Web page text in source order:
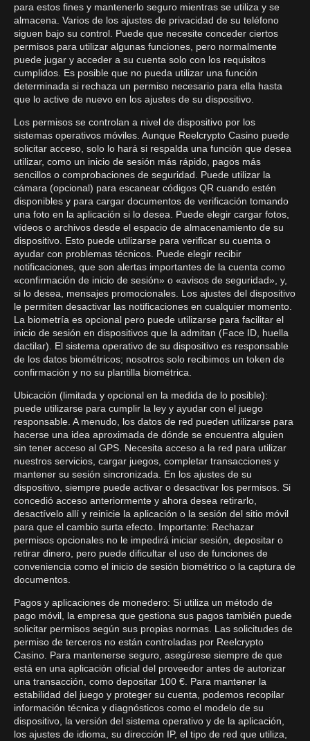
para estos fines y mantenerlo seguro mientras se utiliza y se
almacena. Varios de los ajustes de privacidad de su teléfono
siguen bajo su control. Puede que necesite conceder ciertos
permisos para utilizar algunas funciones, pero normalmente
puede jugar y acceder a su cuenta solo con los requisitos
cumplidos. Es posible que no pueda utilizar una función
determinada si rechaza un permiso necesario para ella hasta
que lo active de nuevo en los ajustes de su dispositivo.
Los permisos se controlan a nivel de dispositivo por los
sistemas operativos móviles. Aunque Reelcrypto Casino puede
solicitar acceso, solo lo hará si respalda una función que desea
utilizar, como un inicio de sesión más rápido, pagos más
sencillos o comprobaciones de seguridad. Puede utilizar la
cámara (opcional) para escanear códigos QR cuando estén
disponibles y para cargar documentos de verificación tomando
una foto en la aplicación si lo desea. Puede elegir cargar fotos,
vídeos o archivos desde el espacio de almacenamiento de su
dispositivo. Esto puede utilizarse para verificar su cuenta o
ayudar con problemas técnicos. Puede elegir recibir
notificaciones, que son alertas importantes de la cuenta como
«confirmación de inicio de sesión» o «avisos de seguridad», y,
si lo desea, mensajes promocionales. Los ajustes del dispositivo
le permiten desactivar las notificaciones en cualquier momento.
La biometría es opcional pero puede utilizarse para facilitar el
inicio de sesión en dispositivos que la admitan (Face ID, huella
dactilar). El sistema operativo de su dispositivo es responsable
de los datos biométricos; nosotros solo recibimos un token de
confirmación y no su plantilla biométrica.
Ubicación (limitada y opcional en la medida de lo posible):
puede utilizarse para cumplir la ley y ayudar con el juego
responsable. A menudo, los datos de red pueden utilizarse para
hacerse una idea aproximada de dónde se encuentra alguien
sin tener acceso al GPS. Necesita acceso a la red para utilizar
nuestros servicios, cargar juegos, completar transacciones y
mantener su sesión sincronizada. En los ajustes de su
dispositivo, siempre puede activar o desactivar los permisos. Si
concedió acceso anteriormente y ahora desea retirarlo,
desactívelo allí y reinicie la aplicación o la sesión del sitio móvil
para que el cambio surta efecto. Importante: Rechazar
permisos opcionales no le impedirá iniciar sesión, depositar o
retirar dinero, pero puede dificultar el uso de funciones de
conveniencia como el inicio de sesión biométrico o la captura de
documentos.
Pagos y aplicaciones de monedero: Si utiliza un método de
pago móvil, la empresa que gestiona sus pagos también puede
solicitar permisos según sus propias normas. Las solicitudes de
permiso de terceros no están controladas por Reelcrypto
Casino. Para mantenerse seguro, asegúrese siempre de que
está en una aplicación oficial del proveedor antes de autorizar
una transacción, como depositar 100 €. Para mantener la
estabilidad del juego y proteger su cuenta, podemos recopilar
información técnica y diagnósticos como el modelo de su
dispositivo, la versión del sistema operativo y de la aplicación,
los ajustes de idioma, su dirección IP, el tipo de red que utiliza,